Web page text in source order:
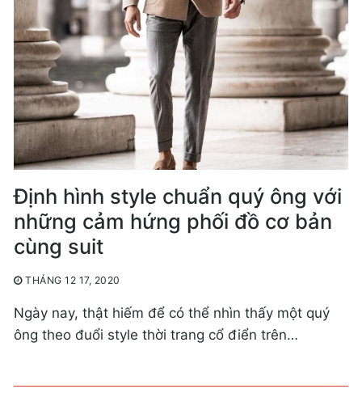
Định hình style chuẩn quý ông với
những cảm hứng phối đồ cơ bản
cùng suit
THÁNG 12 17, 2020
Ngày nay, thật hiếm để có thể nhìn thấy một quý
ông theo đuổi style thời trang cổ điển trên…